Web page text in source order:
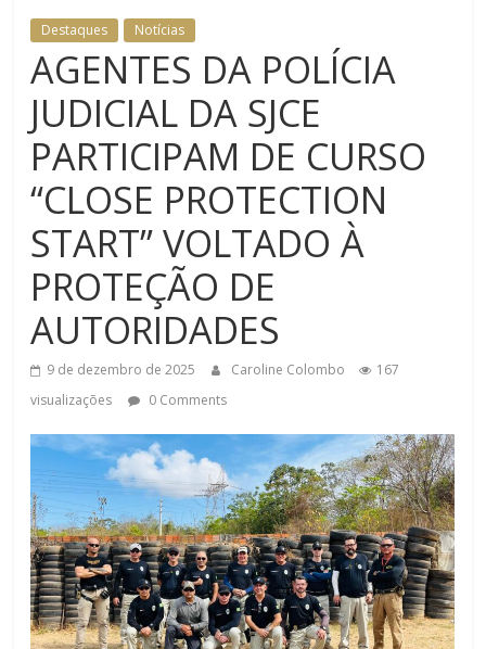
DOMÉSTICA NO TRT-RN
Destaques Notícias
AGENTES DA POLÍCIA
JUDICIAL DA SJCE
PARTICIPAM DE CURSO
“CLOSE PROTECTION
START” VOLTADO À
PROTEÇÃO DE
AUTORIDADES
9 de dezembro de 2025 Caroline Colombo
167
visualizações
0 Comments